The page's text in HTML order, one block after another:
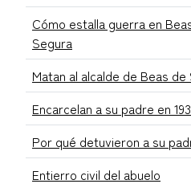
Cómo estalla guerra en
Segura
Matan al alcalde de Beas de
Encarcelan a su padre en
Por qué detuvieron a su
Entierro civil del abuelo